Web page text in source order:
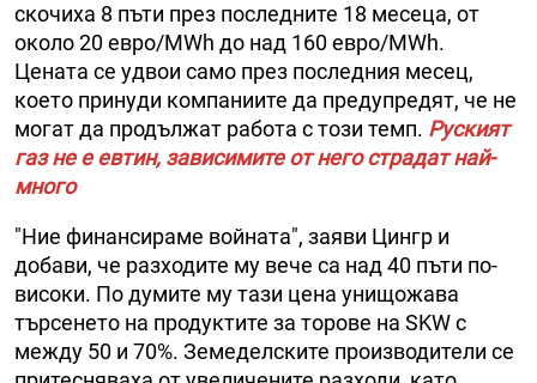
скочиха 8 пъти през последните 18 месеца, от
около 20 евро/MWh до над 160 евро/MWh.
Цената се удвои само през последния месец,
което принуди компаниите да предупредят, че не
могат да продължат работа с този темп. Руският
газ не е евтин, зависимите от него страдат най-
много
"Ние финансираме войната", заяви Цингр и
добави, че разходите му вече са над 40 пъти по-
високи. По думите му тази цена унищожава
търсенето на продуктите за торове на SKW с
между 50 и 70%. Земеделските производители се